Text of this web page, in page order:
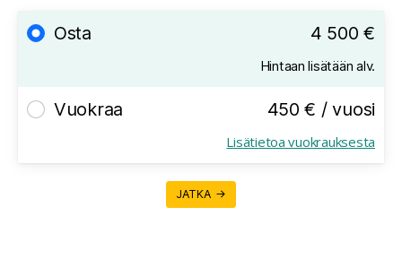
Osta 4 500 €
Hintaan lisätään alv.
Vuokraa 450 € / vuosi
Lisätietoa vuokrauksesta
JATKA →